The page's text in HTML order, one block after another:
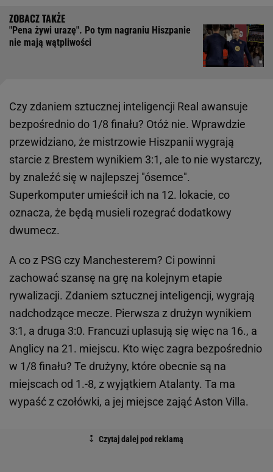
"Pena żywi urazę". Po tym nagraniu Hiszpanie
nie mają wątpliwości
Czy zdaniem sztucznej inteligencji Real awansuje
bezpośrednio do 1/8 finału? Otóż nie. Wprawdzie
przewidziano, że mistrzowie Hiszpanii wygrają
starcie z Brestem wynikiem 3:1, ale to nie wystarczy,
by znaleźć się w najlepszej "ósemce".
Superkomputer umieścił ich na 12. lokacie, co
oznacza, że będą musieli rozegrać dodatkowy
dwumecz.
A co z PSG czy Manchesterem? Ci powinni
zachować szansę na grę na kolejnym etapie
rywalizacji. Zdaniem sztucznej inteligencji, wygrają
nadchodzące mecze. Pierwsza z drużyn wynikiem
3:1, a druga 3:0. Francuzi uplasują się więc na 16., a
Anglicy na 21. miejscu. Kto więc zagra bezpośrednio
w 1/8 finału? Te drużyny, które obecnie są na
miejscach od 1.-8, z wyjątkiem Atalanty. Ta ma
wypaść z czołówki, a jej miejsce zająć Aston Villa.